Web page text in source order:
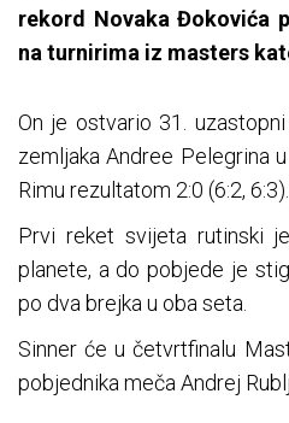
rekord Novaka Đokovića
na turnirima iz masters
On je ostvario 31.
zemljaka Andree Pelegrina
Rimu rezultatom 2:0 (6:2, 6:3).
Prvi reket svijeta rutinski
planete, a do pobjede je
po dva brejka u oba seta.
Sinner će u četvrtfinalu
pobjednika meča Andrej